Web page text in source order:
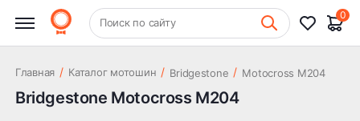
+7 (831) 261-35-35 Шиномонтаж
Поиск по сайту
0
Главная / Каталог мотошин / Bridgestone / Motocross М204
Bridgestone Motocross М204